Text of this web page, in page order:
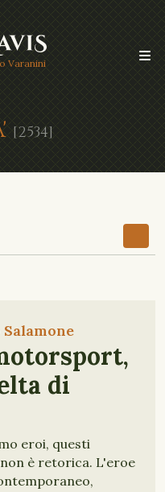
Varanini
[2534]
di
eroi, questi
è retorica. L'eroe